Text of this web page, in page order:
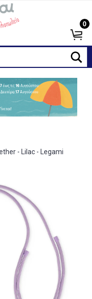
0
- Lilac - Legami